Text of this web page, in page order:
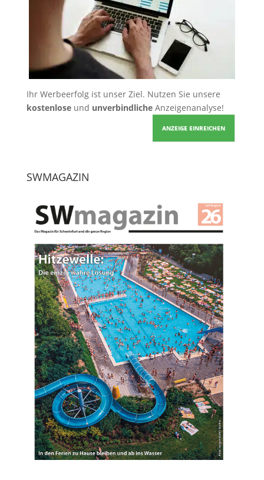
Ihr Werbeerfolg ist unser Ziel. Nutzen Sie unsere
kostenloseund unverbindlicheAnzeigenanalyse!
ANZEIGE EINREICHEN
SWMAGAZIN